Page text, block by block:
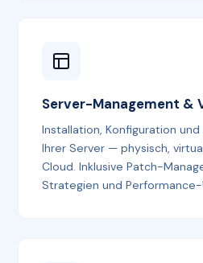
Server-Management &
Installation, Konfiguration
Ihrer Server — physisch,
Cloud. Inklusive Patch-
Strategien und Performance-